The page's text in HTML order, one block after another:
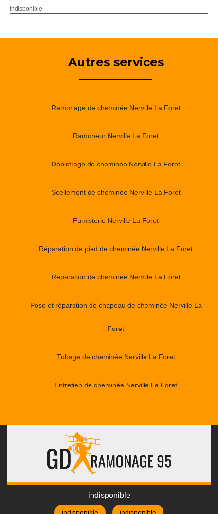
indisponible
Autres services
Ramonage de cheminée Nerville La Foret
Ramoneur Nerville La Foret
Débistrage de cheminée Nerville La Foret
Scellement de cheminée Nerville La Foret
Fumisterie Nerville La Foret
Réparation de pied de cheminée Nerville La Foret
Réparation de cheminée Nerville La Foret
Pose et réparation de chapeau de cheminée Nerville La
Foret
Tubage de cheminée Nerville La Foret
Entretien de cheminée Nerville La Foret
indisponible
indisponible indisponible